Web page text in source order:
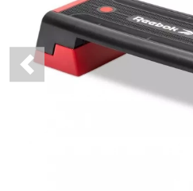
Previous